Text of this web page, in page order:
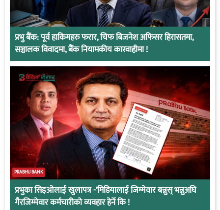
प्रभु बैंक: पूर्व हाकिमहरु फरार, चिफ बिजनेश अफिसर हिरासतमा,
सञ्चालक विवादमा, बैंक नियामकीय कारवाहीमा !
PRABHU BANK
प्रभुका सिइओलाई खुलापत्र -‘मिडियालाई जिम्मेवार बन्नुस् भन्नुअघि
गैरजिम्मेवार कर्मचारीको व्यवहार हेर्ने कि !